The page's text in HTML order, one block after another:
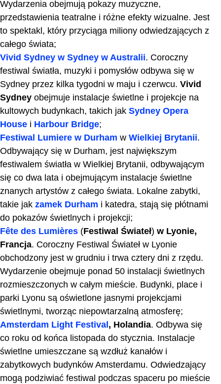
Wydarzenia obejmują pokazy muzyczne,
przedstawienia teatralne i różne efekty wizualne. Jest
to spektakl, który przyciąga miliony odwiedzających z
całego świata;
Vivid Sydney w Sydney w Australii. Coroczny
festiwal światła, muzyki i pomysłów odbywa się w
Sydney przez kilka tygodni w maju i czerwcu. Vivid
Sydney obejmuje instalacje świetlne i projekcje na
kultowych budynkach, takich jak Sydney Opera
House i Harbour Bridge;
Festiwal Lumiere w Durham w Wielkiej Brytanii.
Odbywający się w Durham, jest największym
festiwalem światła w Wielkiej Brytanii, odbywającym
się co dwa lata i obejmującym instalacje świetlne
znanych artystów z całego świata. Lokalne zabytki,
takie jak zamek Durham i katedra, stają się płótnami
do pokazów świetlnych i projekcji;
Fête des Lumières (Festiwal Świateł) w Lyonie,
Francja. Coroczny Festiwal Świateł w Lyonie
obchodzony jest w grudniu i trwa cztery dni z rzędu.
Wydarzenie obejmuje ponad 50 instalacji świetlnych
rozmieszczonych w całym mieście. Budynki, place i
parki Lyonu są oświetlone jasnymi projekcjami
świetlnymi, tworząc niepowtarzalną atmosferę;
Amsterdam Light Festival , Holandia. Odbywa się
co roku od końca listopada do stycznia. Instalacje
świetlne umieszczane są wzdłuż kanałów i
zabytkowych budynków Amsterdamu. Odwiedzający
mogą podziwiać festiwal podczas spaceru po mieście